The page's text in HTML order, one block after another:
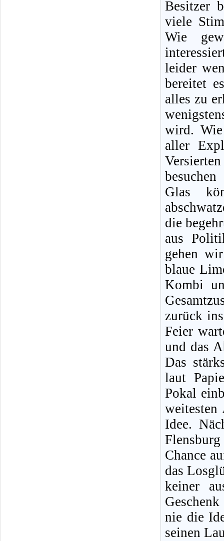
Besitzer
viele
Wie
leider
bereitet
alles zu
wird.
aller
Glas
die
aus
gehen
blaue
Kombi
zurück
Feier
und das
Das
laut
Pokal
Idee.
Chance
das
keiner
nie die
seinen